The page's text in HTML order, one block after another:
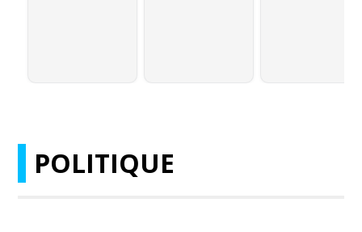
POLITIQUE